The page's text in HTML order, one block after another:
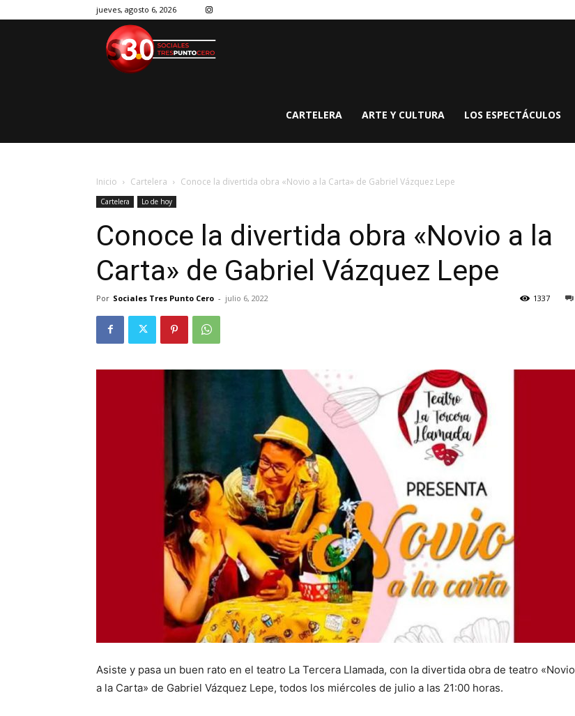
jueves, agosto 6, 2026
CARTELERA ARTE Y CULTURA LOS ESPECTÁCULOS
Inicio Cartelera Conoce la divertida obra «Novio a la Carta» de Gabriel Vázquez Lepe
Cartelera Lo de hoy
Conoce la divertida obra «Novio a la
Carta» de Gabriel Vázquez Lepe
Por Sociales Tres Punto Cero - julio 6, 2022 1337
Asiste y pasa un buen rato en el teatro La Tercera Llamada, con la divertida obra de teatro «Novio
a la Carta» de Gabriel Vázquez Lepe, todos los miércoles de julio a las 21:00 horas.